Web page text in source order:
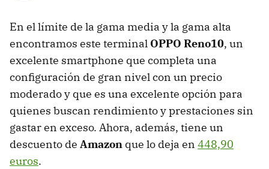
En el límite de la gama media y la gama alta
encontramos este terminal OPPO Reno10, un
excelente smartphone que completa una
configuración de gran nivel con un precio
moderado y que es una excelente opción para
quienes buscan rendimiento y prestaciones sin
gastar en exceso. Ahora, además, tiene un
descuento de Amazon que lo deja en 448,90
euros.